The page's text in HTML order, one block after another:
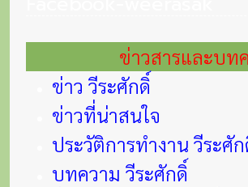
ข่าวสารและบท
ข่าว วีระศักดิ์
ข่าวที่น่าสนใจ
ประวัติการทำงาน วีระศั
บทความ วีระศักดิ์